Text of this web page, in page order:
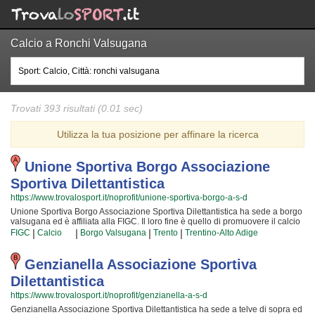
Calcio a Ronchi Valsugana
Trovati 393 risultati (0.01 sec)
Utilizza la tua posizione per affinare la ricerca
Unione Sportiva Borgo Associazione
Sportiva Dilettantistica
https://www.trovalosport.it/noprofit/unione-sportiva-borgo-a-s-d
Unione Sportiva Borgo Associazione Sportiva Dilettantistica ha sede a borgo
valsugana ed è affiliata alla FIGC. Il loro fine è quello di promuovere il calcio
offrendo corsi rivolti a bambini e ragazzi. Unione Sportiva Borgo
Associazione Sportiva Dilettantistica è radicata nella comunità di borgo
valsugana ha educato generazioni di atleti, accompagnandoli in tutto il
percorso di crescita e di maturazione tipico degli sport di squadra. I loro
istruttori di calcio sono tra i più esperti e qualificati della zona e sono
sicuramente i più adatti a sviluppare il talento dei bambini che iniziano a
giocare e dei ragazzi che vogliono raggiungere livelli di eccellenza. Per
questo motivo Unione Sportiva Borgo Associazione Sportiva Dilettantistica
sarà felice di accogliere anche tuo figlio all'interno dell'associazione, perché
FIGC | Calcio | Borgo Valsugana | Trento | Trentino-Alto Adige
Genzianella Associazione Sportiva
Dilettantistica
https://www.trovalosport.it/noprofit/genzianella-a-s-d
Genzianella Associazione Sportiva Dilettantistica ha sede a telve di sopra ed